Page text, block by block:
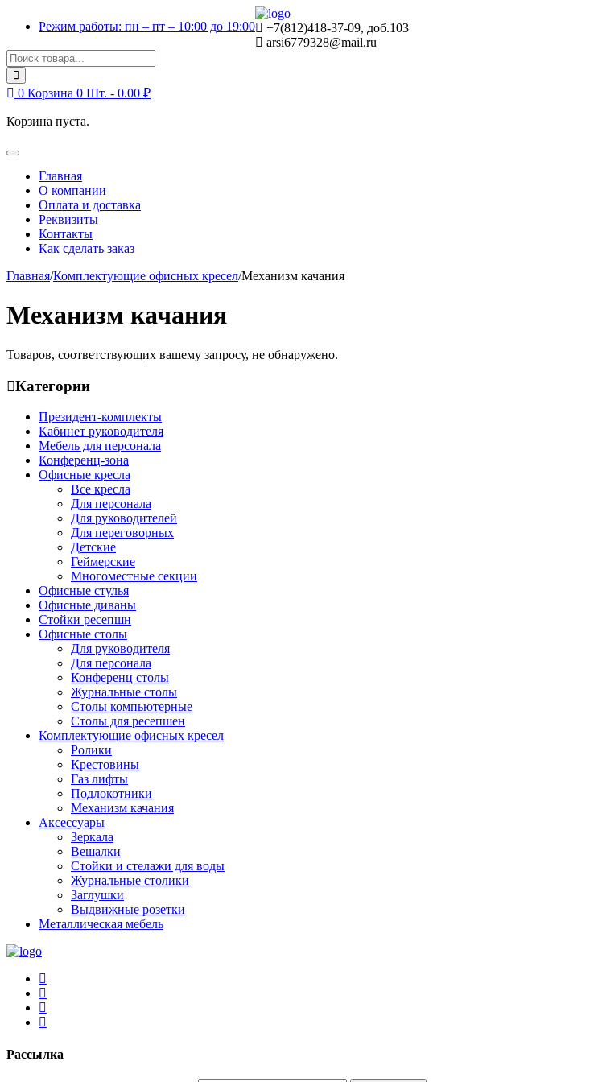
Режим работы: пн – пт – 10:00 до 19:00
+7(812)418-37-09, доб.103
arsi6779328@mail.ru
Search
for:
0 Корзина 0 Шт. - 0.00 ₽
Корзина пуста.
Toggle
navigationГлавная
О компании
Оплата и доставка
Реквизиты
Контакты
Как сделать заказ
Главная/Комплектующие офисных кресел/Механизм качания
Механизм качания
Товаров, соответствующих вашему запросу, не обнаружено.
Категории
Президент-комплекты
Кабинет руководителя
Мебель для персонала
Конференц-зона
Офисные кресла
Все кресла
Для персонала
Для руководителей
Для переговорных
Детские
Геймерские
Многоместные секции
Офисные стулья
Офисные диваны
Стойки ресепшн
Офисные столы
Для руководителя
Для персонала
Конференц столы
Журнальные столы
Столы компьютерные
Столы для ресепшен
Комплектующие офисных кресел
Ролики
Крестовины
Газ лифты
Подлокотники
Механизм качания
Аксессуары
Зеркала
Вешалки
Стойки и стелажи для воды
Журнальные столики
Заглушки
Выдвижные розетки
Металлическая мебель
Рассылка